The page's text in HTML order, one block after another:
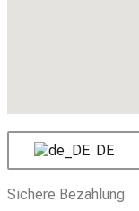
DE
Sichere Bezahlung